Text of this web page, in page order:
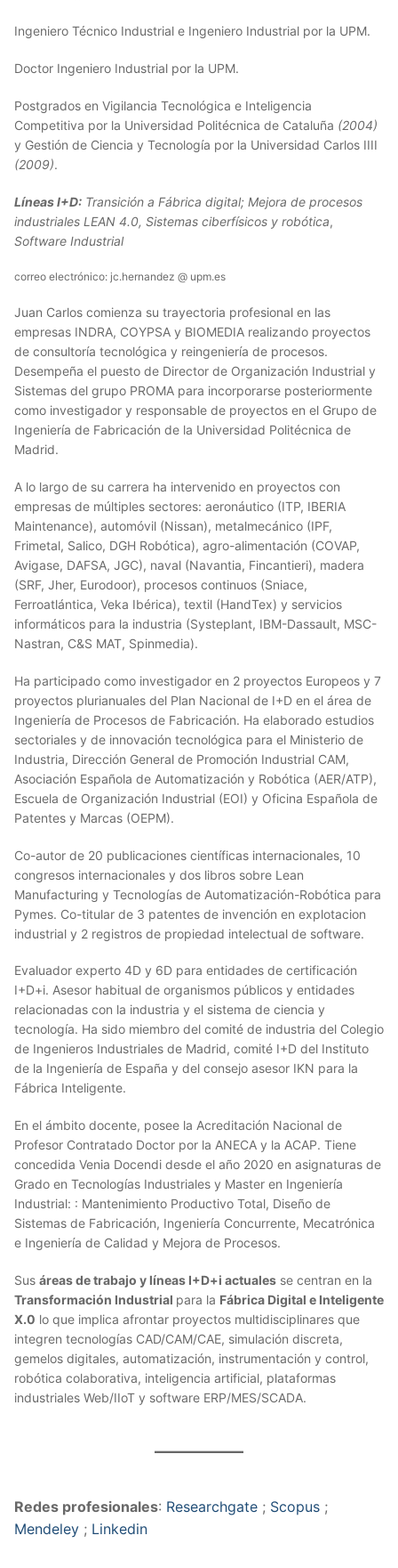
Ingeniero Técnico Industrial e Ingeniero Industrial por la UPM.
Doctor Ingeniero Industrial por la UPM.
Postgrados en Vigilancia Tecnológica e Inteligencia
Competitiva por la Universidad Politécnica de Cataluña (2004)
y Gestión de Ciencia y Tecnología por la Universidad Carlos IIII
(2009).
Líneas I+D: Transición a Fábrica digital; Mejora de procesos
industriales LEAN 4.0, Sistemas ciberfísicos y robótica,
Software Industrial
correo electrónico: jc.hernandez @ upm.es
Juan Carlos comienza su trayectoria profesional en las
empresas INDRA, COYPSA y BIOMEDIA realizando proyectos
de consultoría tecnológica y reingeniería de procesos.
Desempeña el puesto de Director de Organización Industrial y
Sistemas del grupo PROMA para incorporarse posteriormente
como investigador y responsable de proyectos en el Grupo de
Ingeniería de Fabricación de la Universidad Politécnica de
Madrid.
A lo largo de su carrera ha intervenido en proyectos con
empresas de múltiples sectores: aeronáutico (ITP, IBERIA
Maintenance), automóvil (Nissan), metalmecánico (IPF,
Frimetal, Salico, DGH Robótica), agro-alimentación (COVAP,
Avigase, DAFSA, JGC), naval (Navantia, Fincantieri), madera
(SRF, Jher, Eurodoor), procesos continuos (Sniace,
Ferroatlántica, Veka Ibérica), textil (HandTex) y servicios
informáticos para la industria (Systeplant, IBM-Dassault, MSC-
Nastran, C&S MAT, Spinmedia).
Ha participado como investigador en 2 proyectos Europeos y 7
proyectos plurianuales del Plan Nacional de I+D en el área de
Ingeniería de Procesos de Fabricación. Ha elaborado estudios
sectoriales y de innovación tecnológica para el Ministerio de
Industria, Dirección General de Promoción Industrial CAM,
Asociación Española de Automatización y Robótica (AER/ATP),
Escuela de Organización Industrial (EOI) y Oficina Española de
Patentes y Marcas (OEPM).
Co-autor de 20 publicaciones científicas internacionales, 10
congresos internacionales y dos libros sobre Lean
Manufacturing y Tecnologías de Automatización-Robótica para
Pymes. Co-titular de 3 patentes de invención en explotacion
industrial y 2 registros de propiedad intelectual de software.
Evaluador experto 4D y 6D para entidades de certificación
I+D+i. Asesor habitual de organismos públicos y entidades
relacionadas con la industria y el sistema de ciencia y
tecnología. Ha sido miembro del comité de industria del Colegio
de Ingenieros Industriales de Madrid, comité I+D del Instituto
de la Ingeniería de España y del consejo asesor IKN para la
Fábrica Inteligente.
En el ámbito docente, posee la Acreditación Nacional de
Profesor Contratado Doctor por la ANECA y la ACAP. Tiene
concedida Venia Docendi desde el año 2020 en asignaturas de
Grado en Tecnologías Industriales y Master en Ingeniería
Industrial: : Mantenimiento Productivo Total, Diseño de
Sistemas de Fabricación, Ingeniería Concurrente, Mecatrónica
e Ingeniería de Calidad y Mejora de Procesos.
Sus áreas de trabajo y líneas I+D+i actuales se centran en la
Transformación Industrial para la Fábrica Digital e Inteligente
X.0 lo que implica afrontar proyectos multidisciplinares que
integren tecnologías CAD/CAM/CAE, simulación discreta,
gemelos digitales, automatización, instrumentación y control,
robótica colaborativa, inteligencia artificial, plataformas
industriales Web/IIoT y software ERP/MES/SCADA.
Redes profesionales: Researchgate ; Scopus ;
Mendeley ; Linkedin